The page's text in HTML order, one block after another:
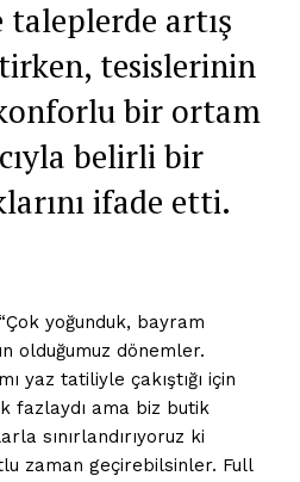
artış
tesislerinin
bir ortam
belirli bir
ifade etti.
yoğunduk, bayram
olduğumuz dönemler.
yaz tatiliyle çakıştığı için
fazlaydı ama biz butik
sınırlandırıyoruz ki
zaman geçirebilsinler. Full